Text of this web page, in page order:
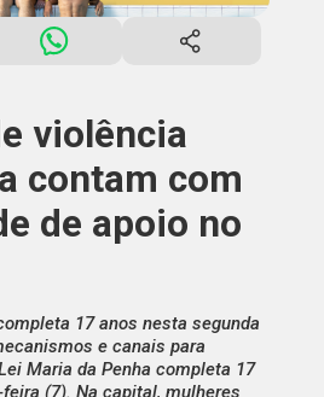
violência
contam com
de apoio no
17 anos nesta segunda
e canais para
Maria da Penha completa 17
(7). Na capital, mulheres